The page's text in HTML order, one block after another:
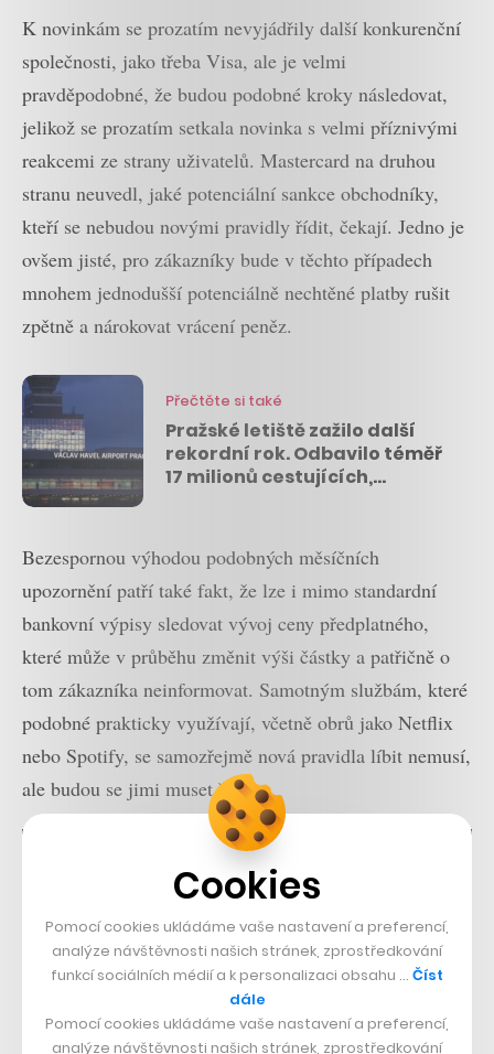
K novinkám se prozatím nevyjádřily další konkurenční
společnosti, jako třeba Visa, ale je velmi
pravděpodobné, že budou podobné kroky následovat,
jelikož se prozatím setkala novinka s velmi příznivými
reakcemi ze strany uživatelů. Mastercard na druhou
stranu neuvedl, jaké potenciální sankce obchodníky,
kteří se nebudou novými pravidly řídit, čekají. Jedno je
ovšem jisté, pro zákazníky bude v těchto případech
mnohem jednodušší potenciálně nechtěné platby rušit
zpětně a nárokovat vrácení peněz.
Přečtěte si také
Pražské letiště zažilo další
rekordní rok. Odbavilo téměř
17 milionů cestujících,
Bezespornou výhodou podobných měsíčních
upozornění patří také fakt, že lze i mimo standardní
bankovní výpisy sledovat vývoj ceny předplatného,
které může v průběhu změnit výši částky a patřičně o
tom zákazníka neinformovat. Samotným službám, které
podobné prakticky využívají, včetně obrů jako Netflix
nebo Spotify, se samozřejmě nová pravidla líbit nemusí,
ale budou se jimi muset řídit.
Cookies
Pomocí cookies ukládáme vaše nastavení a preferencí,
analýze návštěvnosti našich stránek, zprostředkování
funkcí sociálních médií a k personalizaci obsahu … Číst
dále
Pomocí cookies ukládáme vaše nastavení a preferencí,
analýze návštěvnosti našich stránek, zprostředkování